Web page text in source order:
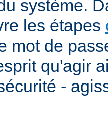
système.
les étapes
mot de
qu'agir
-